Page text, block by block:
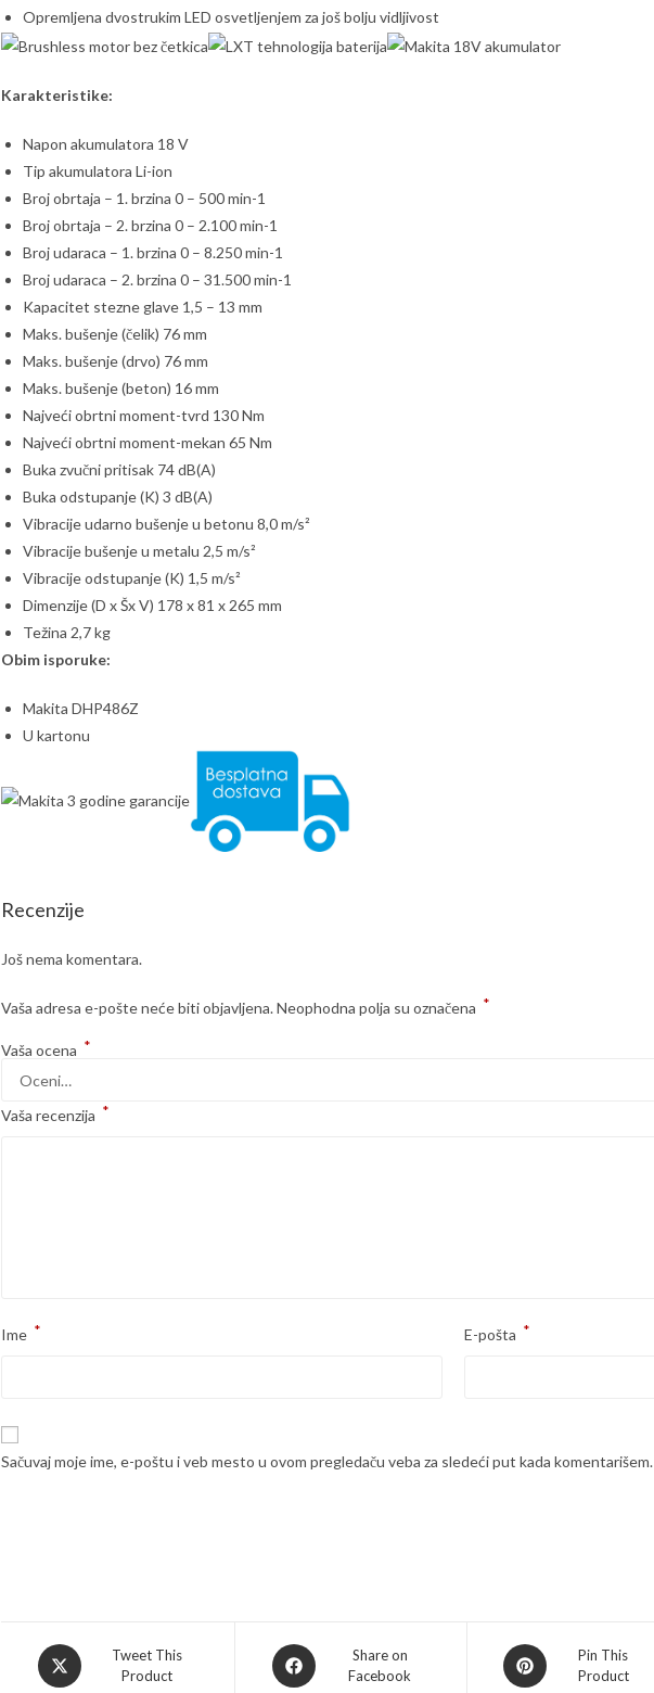
Opremljena dvostrukim LED osvetljenjem za još bolju vidljivost
Karakteristike:
Napon akumulatora 18 V
Tip akumulatora Li-ion
Broj obrtaja – 1. brzina 0 – 500 min-1
Broj obrtaja – 2. brzina 0 – 2.100 min-1
Broj udaraca – 1. brzina 0 – 8.250 min-1
Broj udaraca – 2. brzina 0 – 31.500 min-1
Kapacitet stezne glave 1,5 – 13 mm
Maks. bušenje (čelik) 76 mm
Maks. bušenje (drvo) 76 mm
Maks. bušenje (beton) 16 mm
Najveći obrtni moment-tvrd 130 Nm
Najveći obrtni moment-mekan 65 Nm
Buka zvučni pritisak 74 dB(A)
Buka odstupanje (K) 3 dB(A)
Vibracije udarno bušenje u betonu 8,0 m/s²
Vibracije bušenje u metalu 2,5 m/s²
Vibracije odstupanje (K) 1,5 m/s²
Dimenzije (D x Šx V) 178 x 81 x 265 mm
Težina 2,7 kg
Obim isporuke:
Makita DHP486Z
U kartonu
Recenzije
Još nema komentara.
Vaša adresa e-pošte neće biti objavljena.Neophodna polja su označena *
Vaša ocena *
Vaša recenzija *
Ime * E-pošta *
Sačuvaj moje ime, e-poštu i veb mesto u ovom pregledaču veba za sledeći put kada komentarišem.
Opens
in
Tweet This
Product
Opens
in
Share on
Facebook
Opens
in
Pin This
Product